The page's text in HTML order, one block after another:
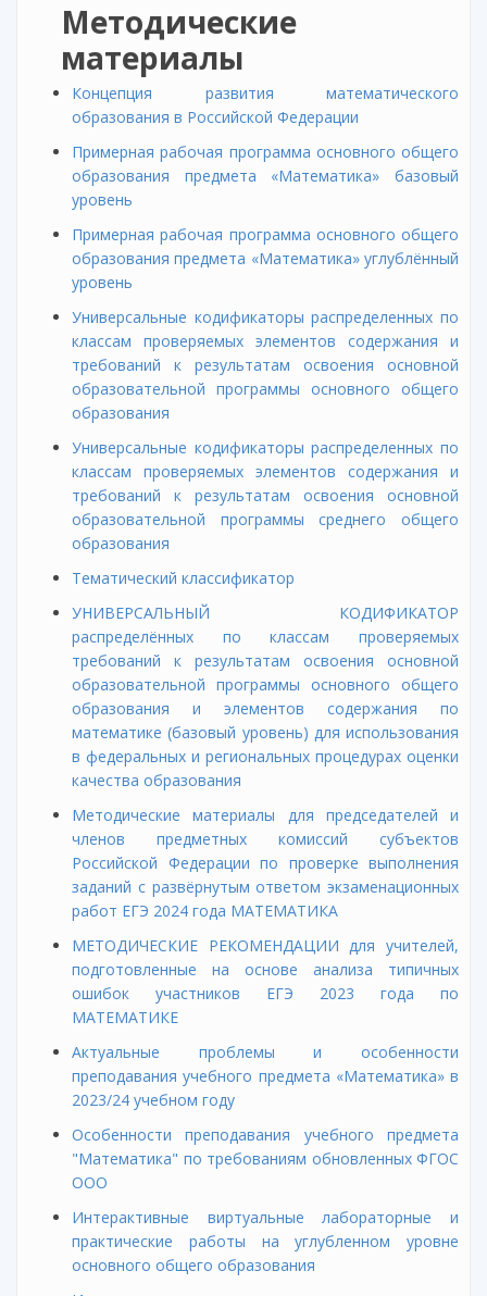
Методические
материалы
Концепция развития математического
образования в Российской Федерации
Примерная рабочая программа основного общего
образования предмета «Математика» базовый
уровень
Примерная рабочая программа основного общего
образования предмета «Математика» углублённый
уровень
Универсальные кодификаторы распределенных по
классам проверяемых элементов содержания и
требований к результатам освоения основной
образовательной программы основного общего
образования
Универсальные кодификаторы распределенных по
классам проверяемых элементов содержания и
требований к результатам освоения основной
образовательной программы среднего общего
образования
Тематический классификатор
УНИВЕРСАЛЬНЫЙ КОДИФИКАТОР
распределённых по классам проверяемых
требований к результатам освоения основной
образовательной программы основного общего
образования и элементов содержания по
математике (базовый уровень) для использования
в федеральных и региональных процедурах оценки
качества образования
Методические материалы для председателей и
членов предметных комиссий субъектов
Российской Федерации по проверке выполнения
заданий с развёрнутым ответом экзаменационных
работ ЕГЭ 2024 года МАТЕМАТИКА
МЕТОДИЧЕСКИЕ РЕКОМЕНДАЦИИ для учителей,
подготовленные на основе анализа типичных
ошибок участников ЕГЭ 2023 года по
МАТЕМАТИКЕ
Актуальные проблемы и особенности
преподавания учебного предмета «Математика» в
2023/24 учебном году
Особенности преподавания учебного предмета
"Математика" по требованиям обновленных ФГОС
ООО
Интерактивные виртуальные лабораторные и
практические работы на углубленном уровне
основного общего образования